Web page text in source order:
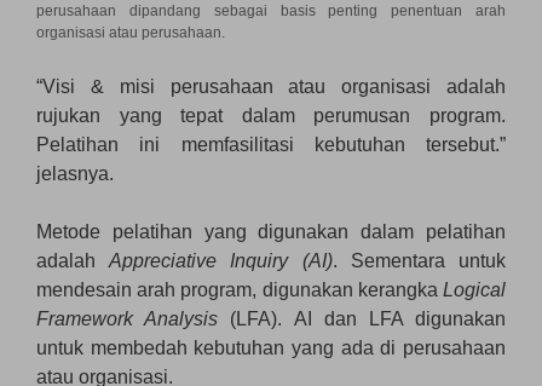
perusahaan dipandang sebagai basis penting penentuan arah
organisasi atau perusahaan.
“Visi & misi perusahaan atau organisasi adalah
rujukan yang tepat dalam perumusan program.
Pelatihan ini memfasilitasi kebutuhan tersebut.”
jelasnya.
Metode pelatihan yang digunakan dalam pelatihan
adalahAppreciative Inquiry (AI). Sementara untuk
mendesain arah program, digunakan kerangka Logical
Framework Analysis (LFA). AI dan LFA digunakan
untuk membedah kebutuhan yang ada di perusahaan
atau organisasi.